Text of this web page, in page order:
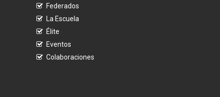
Federados
La Escuela
Élite
Eventos
Colaboraciones